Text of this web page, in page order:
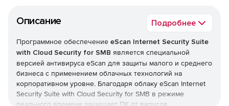
Описание Подробнее
Программное обеспечение eScan Internet Security Suite
with Cloud Security for SMB является специальной
версией антивируса eScan для защиты малого и среднего
бизнеса с применением облачных технологий на
корпоративном уровне. Благодаря облаку eScan Internet
Security Suite with Cloud Security for SMB в режиме
реального времени защищает ПК от вирусов,